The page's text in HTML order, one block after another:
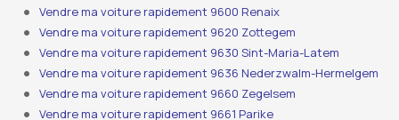
Vendre ma voiture rapidement 9600 Renaix
Vendre ma voiture rapidement 9620 Zottegem
Vendre ma voiture rapidement 9630 Sint-Maria-Latem
Vendre ma voiture rapidement 9636 Nederzwalm-Hermelgem
Vendre ma voiture rapidement 9660 Zegelsem
Vendre ma voiture rapidement 9661 Parike